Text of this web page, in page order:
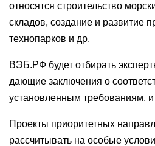
относятся строительство
складов, создание и развитие
технопарков и др.
ВЭБ.РФ будет отбирать
дающие заключения о
установленным требованиям, и
Проекты приоритетных
рассчитывать на особые